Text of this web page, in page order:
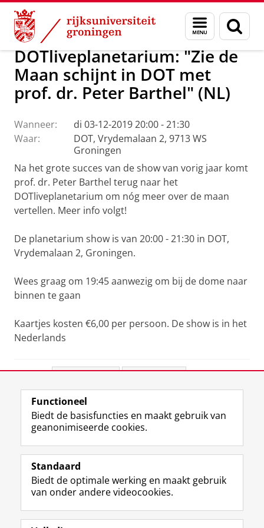
Skip
Content
Skip
Navigation
Menu
en
zoeken
Onderzoek Kapteyn Instituut DOTliveplanetarium
DOTliveplanetarium: "Zie de
Maan schijnt in DOT met
prof. dr. Peter Barthel" (NL)
Wanneer:
di 03-12-2019 20:00 - 21:30
Waar:
DOT, Vrydemalaan 2, 9713 WS
Groningen
Na het grote succes van de show van vorig jaar komt
prof. dr. Peter Barthel terug naar het
DOTliveplanetarium om nóg meer over de maan
vertellen. Meer info volgt!
De planetarium show is van 20:00 - 21:30 in DOT,
Vrydemalaan 2, Groningen.
Wees graag om 19:45 aanwezig om bij de dome naar
binnen te gaan
Kaartjes kosten €6,00 per persoon. De show is in het
Nederlands
View this page in:English
Volg de RUG
F
a
e
b
o
L
i
k
e
I
R
S
-
f
e
I
n
t
r
Y
o
T
e
Studiekiezers
Functioneel
Biedt de basisfuncties en maakt gebruik van
geanonimiseerde cookies.
Standaard
Biedt de optimale werking en maakt gebruik
van onder andere videocookies.